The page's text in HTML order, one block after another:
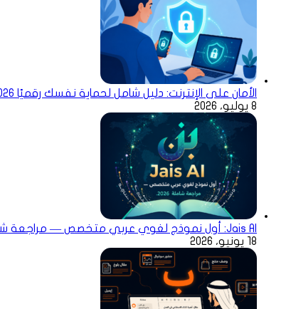
الأمان على الإنترنت: دليل شامل لحماية نفسك رقميًا 2026
8 يوليو، 2026
Jais AI: أول نموذج لغوي عربي متخصص — مراجعة شاملة .2026
18 يونيو، 2026